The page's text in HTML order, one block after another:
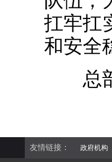
扛牢扛
和安全
总部
友情链接： 政府机构